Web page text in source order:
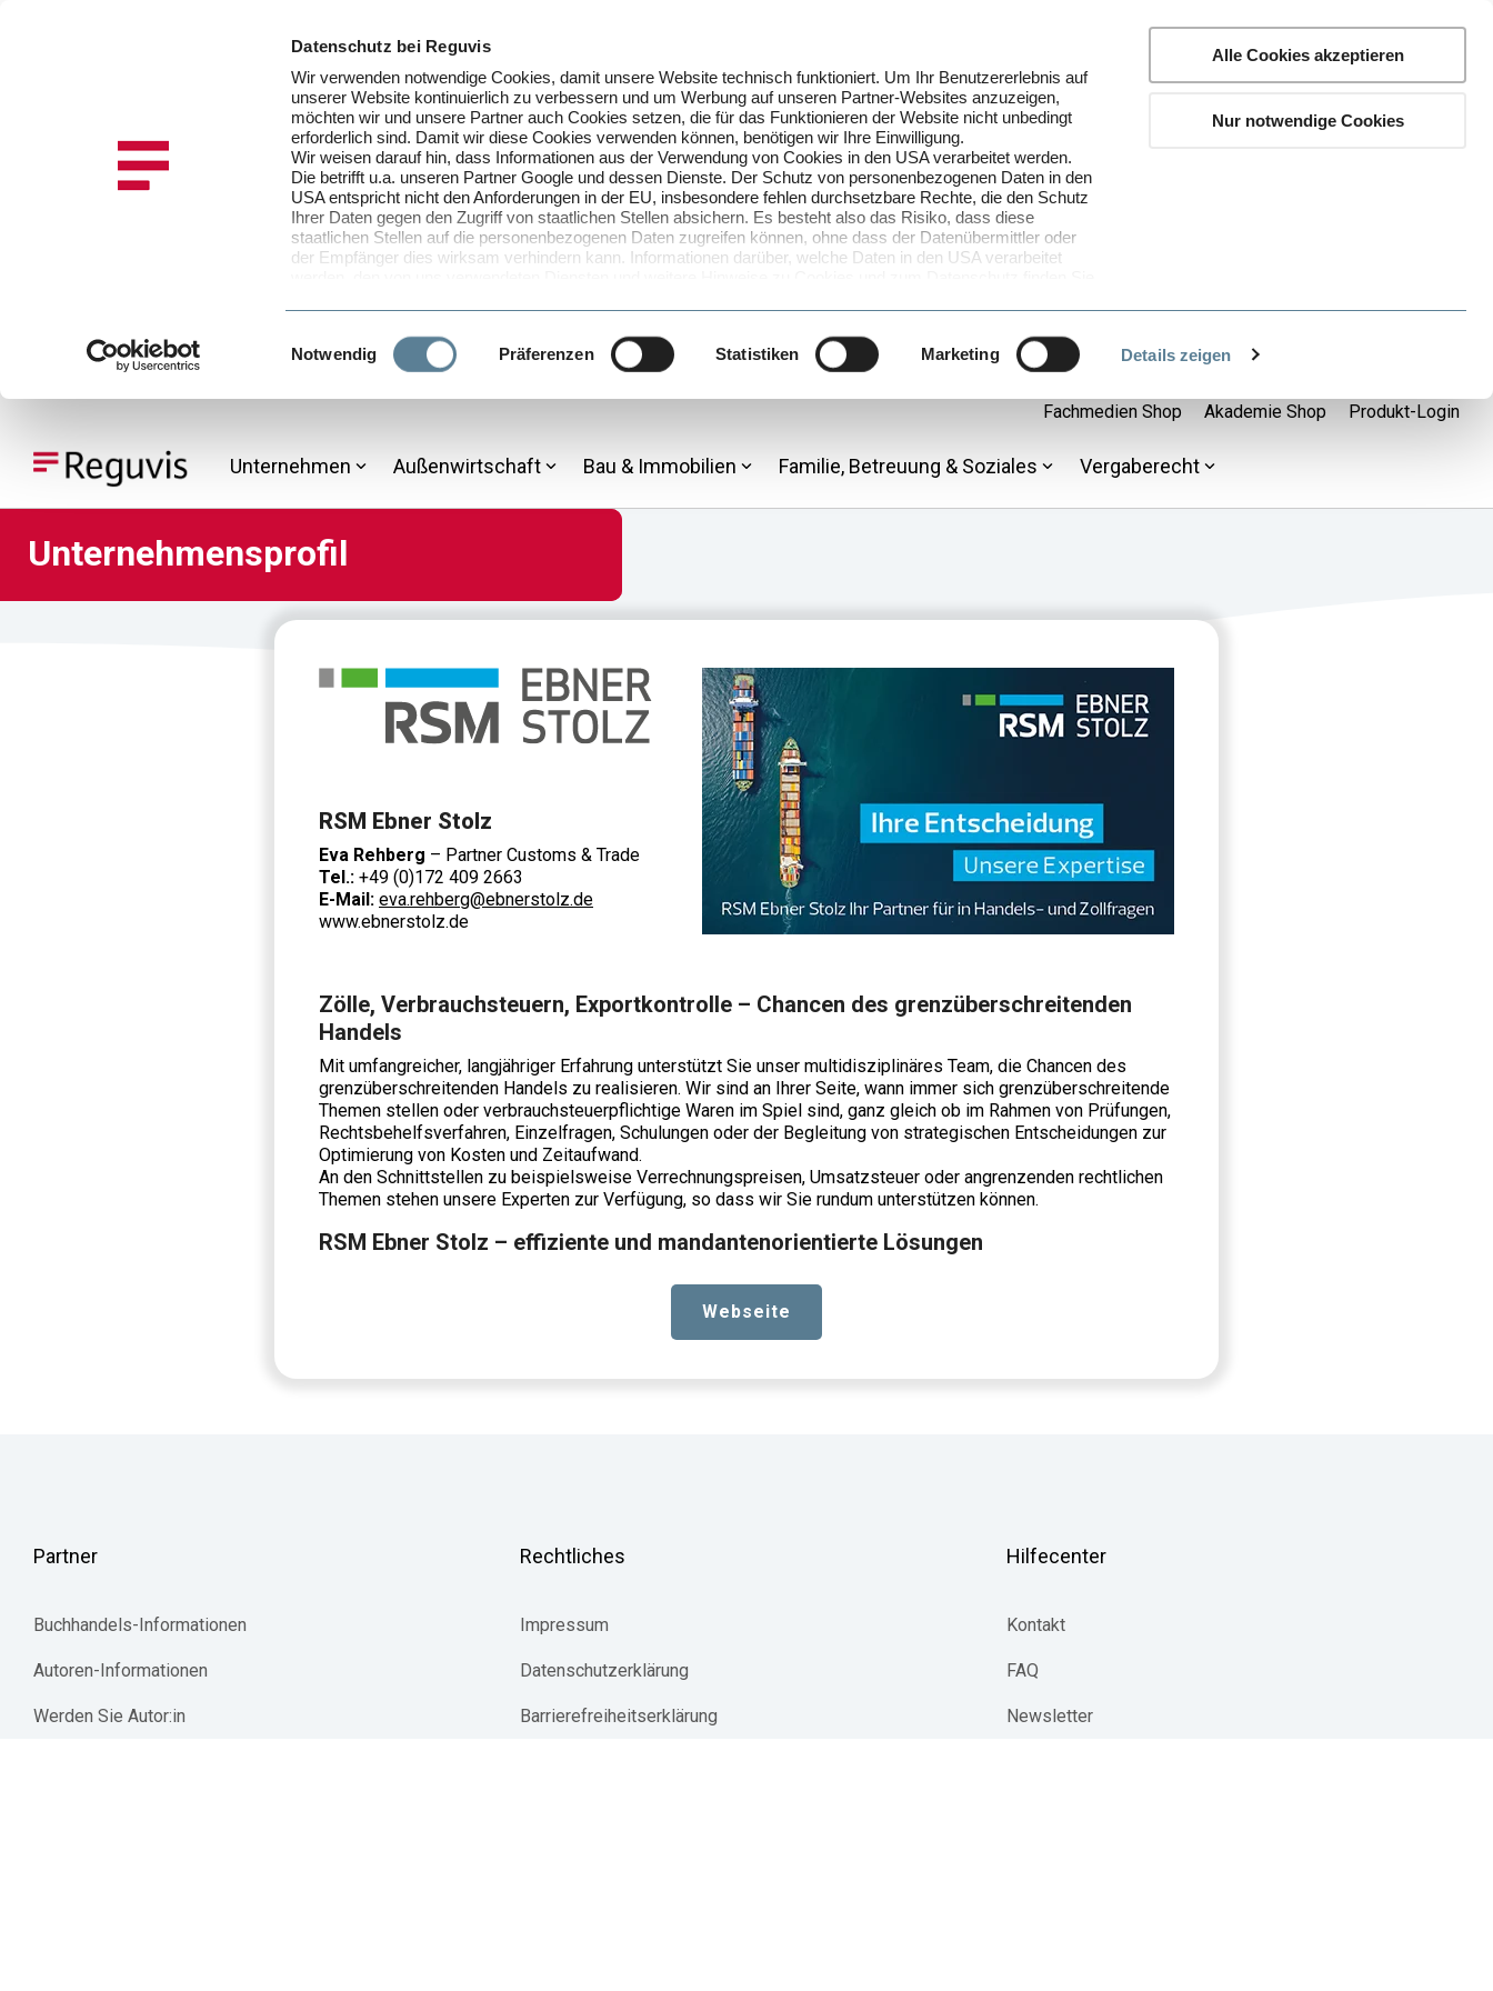
Datenschutz bei Reguvis
Wir verwenden notwendige Cookies, damit unsere Website technisch funktioniert. Um Ihr Benutzererlebnis auf
unserer Website kontinuierlich zu verbessern und um Werbung auf unseren Partner-Websites anzuzeigen,
möchten wir und unsere Partner auch Cookies setzen, die für das Funktionieren der Website nicht unbedingt
erforderlich sind. Damit wir diese Cookies verwenden können, benötigen wir Ihre Einwilligung.
Wir weisen darauf hin, dass Informationen aus der Verwendung von Cookies in den USA verarbeitet werden.
Die betrifft u.a. unseren Partner Google und dessen Dienste. Der Schutz von personenbezogenen Daten in den
USA entspricht nicht den Anforderungen in der EU, insbesondere fehlen durchsetzbare Rechte, die den Schutz
Ihrer Daten gegen den Zugriff von staatlichen Stellen absichern. Es besteht also das Risiko, dass diese
staatlichen Stellen auf die personenbezogenen Daten zugreifen können, ohne dass der Datenübermittler oder
der Empfänger dies wirksam verhindern kann. Informationen darüber, welche Daten in den USA verarbeitet
selbst bestimmen, und zwar über den Link zu den Cookie-Einstellungen.
Stimmen Sie der Verwendung von Cookies und der damit verbundenen Verarbeitung Ihrer personenbezogenen
Daten in der EU und den USA zu?
Sofern Sie der Verwendung von Cookies und der Verarbeitung in den USA (Art. 49 Abs. 1 S. 1 lit. a DSGVO)
zustimmen, können Sie diese Einwilligung jederzeit mit Wirkung für die Zukunft widerrufen, indem Sie unsere
Cookie-Einstellungen in der Datenschutzinformation aufrufen und dort im Detail auswählen, welche Cookies Sie
Einwilligungsauswahl
Notwendig Präferenzen Statistiken Marketing Details zeigen
Alle Cookies akzeptieren
Nur notwendige Cookies
main
Fachmedien Shop Akademie Shop Produkt-Login
Unternehmen Außenwirtschaft Bau & Immobilien Familie, Betreuung & Soziales Vergaberecht
Unternehmensprofil
Unternehmensprofil
RSM Ebner Stolz
Eva Rehberg – Partner Customs & Trade
Tel.: +49 (0)172 409 2663
E-Mail: eva.rehberg@ebnerstolz.de
www.ebnerstolz.de
Zölle, Verbrauchsteuern, Exportkontrolle – Chancen des grenzüberschreitenden
Handels
Mit umfangreicher, langjähriger Erfahrung unterstützt Sie unser multidisziplinäres Team, die Chancen des
grenzüberschreitenden Handels zu realisieren. Wir sind an Ihrer Seite, wann immer sich grenzüberschreitende
Themen stellen oder verbrauchsteuerpflichtige Waren im Spiel sind, ganz gleich ob im Rahmen von Prüfungen,
Rechtsbehelfsverfahren, Einzelfragen, Schulungen oder der Begleitung von strategischen Entscheidungen zur
Optimierung von Kosten und Zeitaufwand.
An den Schnittstellen zu beispielsweise Verrechnungspreisen, Umsatzsteuer oder angrenzenden rechtlichen
Themen stehen unsere Experten zur Verfügung, so dass wir Sie rundum unterstützen können.
RSM Ebner Stolz – effiziente und mandantenorientierte Lösungen
Webseite
Partner
Buchhandels-Informationen
Autoren-Informationen
Werden Sie Autor:in
Rechtliches
Impressum
Datenschutzerklärung
Barrierefreiheitserklärung
Hilfecenter
Kontakt
FAQ
Newsletter